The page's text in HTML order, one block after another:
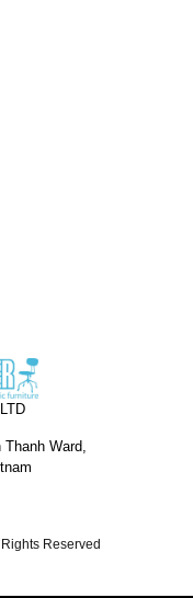
Ward,
Reserved